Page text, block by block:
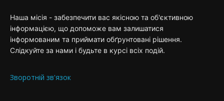
Наша місія - забезпечити вас якісною та об'єктивною
інформацією, що допоможе вам залишатися
інформованим та приймати обґрунтовані рішення.
Слідкуйте за нами і будьте в курсі всіх подій.
Зворотній зв'язок